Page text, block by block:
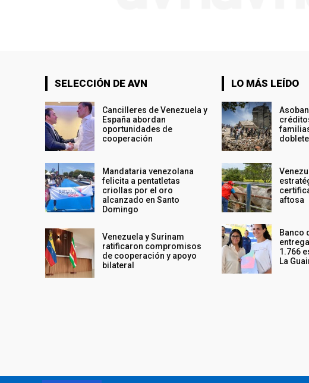
SELECCIÓN DE AVN
Cancilleres de Venezuela y
España abordan
oportunidades de
cooperación
Mandataria venezolana
felicita a pentatletas
criollas por el oro
alcanzado en Santo
Domingo
Venezuela y Surinam
ratificaron compromisos
de cooperación y apoyo
bilateral
LO MÁS LEÍDO
aftosa
Banco
1.766
La